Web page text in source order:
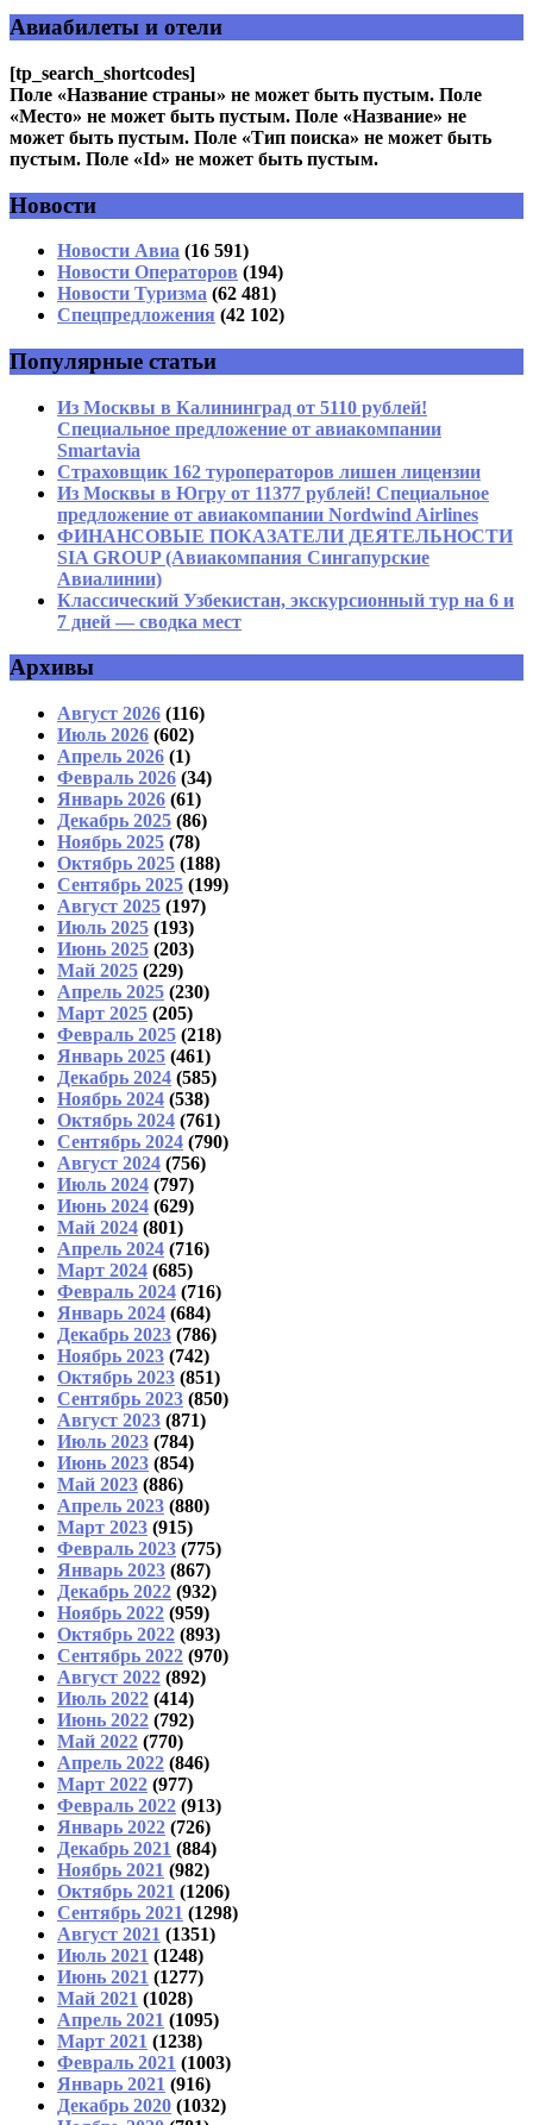
Имя *
Email*
Авиабилеты и отели
[tp_search_shortcodes]
Поле «Название страны» не может быть пустым. Поле
«Место» не может быть пустым. Поле «Название» не
может быть пустым. Поле «Тип поиска» не может быть
пустым. Поле «Id» не может быть пустым.
Новости
Новости Авиа (16 591)
Новости Операторов (194)
Новости Туризма (62 481)
Спецпредложения (42 102)
Популярные статьи
Из Москвы в Калининград от 5110 рублей!
Специальное предложение от авиакомпании
Smartavia
Страховщик 162 туроператоров лишен лицензии
Из Москвы в Югру от 11377 рублей! Специальное
предложение от авиакомпании Nordwind Airlines
ФИНАНСОВЫЕ ПОКАЗАТЕЛИ ДЕЯТЕЛЬНОСТИ
SIA GROUP (Авиакомпания Сингапурские
Авиалинии)
Классический Узбекистан, экскурсионный тур на 6 и
7 дней — сводка мест
Архивы
Август 2026 (116)
Июль 2026 (602)
Апрель 2026 (1)
Февраль 2026 (34)
Январь 2026 (61)
Декабрь 2025 (86)
Ноябрь 2025 (78)
Октябрь 2025 (188)
Сентябрь 2025 (199)
Август 2025 (197)
Июль 2025 (193)
Июнь 2025 (203)
Май 2025 (229)
Апрель 2025 (230)
Март 2025 (205)
Февраль 2025 (218)
Январь 2025 (461)
Декабрь 2024 (585)
Ноябрь 2024 (538)
Октябрь 2024 (761)
Сентябрь 2024 (790)
Август 2024 (756)
Июль 2024 (797)
Июнь 2024 (629)
Май 2024 (801)
Апрель 2024 (716)
Март 2024 (685)
Февраль 2024 (716)
Январь 2024 (684)
Декабрь 2023 (786)
Ноябрь 2023 (742)
Октябрь 2023 (851)
Сентябрь 2023 (850)
Август 2023 (871)
Июль 2023 (784)
Июнь 2023 (854)
Май 2023 (886)
Апрель 2023 (880)
Март 2023 (915)
Февраль 2023 (775)
Январь 2023 (867)
Декабрь 2022 (932)
Ноябрь 2022 (959)
Октябрь 2022 (893)
Сентябрь 2022 (970)
Август 2022 (892)
Июль 2022 (414)
Июнь 2022 (792)
Май 2022 (770)
Апрель 2022 (846)
Март 2022 (977)
Февраль 2022 (913)
Январь 2022 (726)
Декабрь 2021 (884)
Ноябрь 2021 (982)
Октябрь 2021 (1206)
Сентябрь 2021 (1298)
Август 2021 (1351)
Июль 2021 (1248)
Июнь 2021 (1277)
Май 2021 (1028)
Апрель 2021 (1095)
Март 2021 (1238)
Февраль 2021 (1003)
Январь 2021 (916)
Декабрь 2020 (1032)